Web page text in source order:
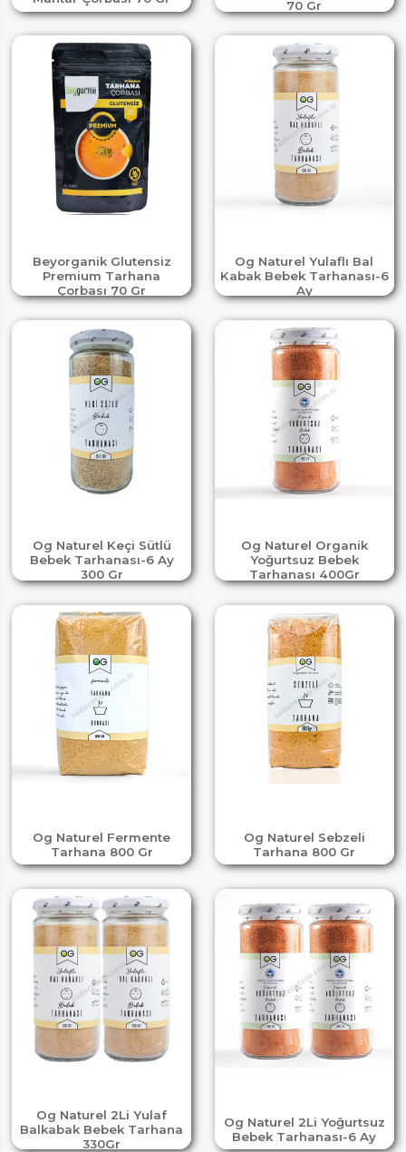
70 Gr
Beyorganik Glutensiz
Premium Tarhana
Çorbası 70 Gr
Og Naturel Yulaflı Bal
Kabak Bebek Tarhanası-6
Ay
Og Naturel Keçi Sütlü
Bebek Tarhanası-6 Ay
300 Gr
Og Naturel Organik
Yoğurtsuz Bebek
Tarhanası 400Gr
Og Naturel Fermente
Tarhana 800 Gr
Og Naturel Sebzeli
Tarhana 800 Gr
Og Naturel 2Li Yulaf
Balkabak Bebek Tarhana
330Gr
Og Naturel 2Li Yoğurtsuz
Bebek Tarhanası-6 Ay